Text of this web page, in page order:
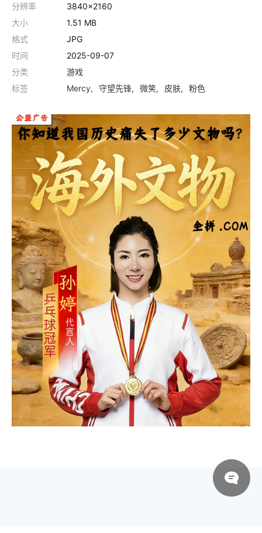
分辨率
3840x2160
大小
1.51 MB
格式
JPG
时间
2025-09-07
分类
游戏
标签
Mercy 守望先锋 微笑 皮肤 粉色